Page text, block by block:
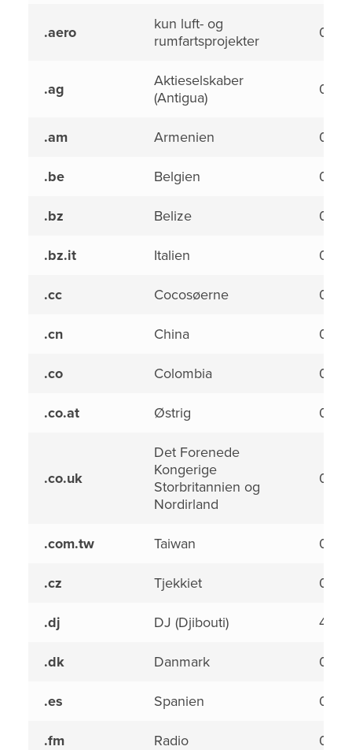
.aero
kun luft- og
rumfartsprojekter
0,00
.ag
Aktieselskaber
(Antigua)
0,00
.am Armenien 0,00
.be Belgien 0,00
.bz Belize 0,00
.bz.it Italien 0,00
.cc Cocosøerne 0,00
.cn China 0,00
.co Colombia 0,00
.co.at Østrig 0,00
.co.uk
Det Forenede
Kongerige
Storbritannien og
Nordirland
0,00
.com.tw Taiwan 0,00
.cz Tjekkiet 0,00
.dj DJ (Djibouti) 4,50
.dk Danmark 0,00
.es Spanien 0,00
.fm Radio 0,00